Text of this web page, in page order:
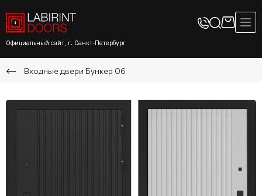
Официальный сайт, г. Санкт-Петербург
Входные двери Бункер 06